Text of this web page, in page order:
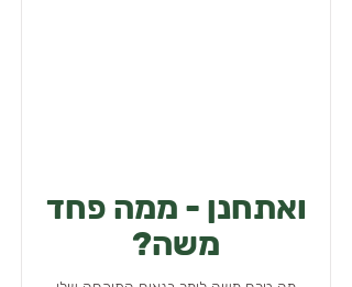
ואתחנן - ממה פחד
משה?